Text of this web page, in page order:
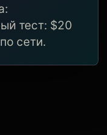
тест: $20
сети.